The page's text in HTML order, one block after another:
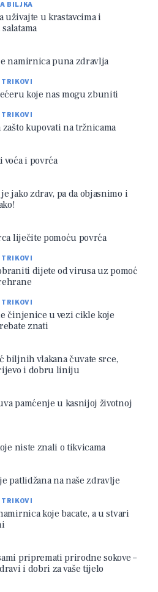
BILJKA
uživajte u krastavcima i
namirnica puna zdravlja
koje nas mogu zbuniti
zašto kupovati na tržnicama
voća i povrća
jako zdrav, pa da objasnimo i
liječite pomoću povrća
dijete od virusa uz pomoć
činjenice u vezi cikle koje
znati
biljnih vlakana čuvate srce,
i dobru liniju
pamćenje u kasnijoj životnoj
niste znali o tikvicama
patlidžana na naše zdravlje
koje bacate, a u stvari
pripremati prirodne sokove –
i dobri za vaše tijelo